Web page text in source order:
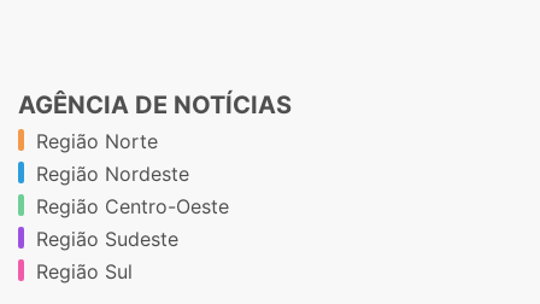
AGÊNCIA DE NOTÍCIAS
Região Norte
Região Nordeste
Região Centro-Oeste
Região Sudeste
Região Sul